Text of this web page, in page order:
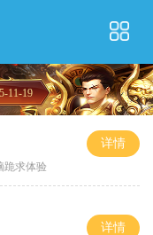
11-19
跪求体验
详情
详情